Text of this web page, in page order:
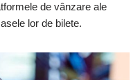
de vânzare ale
lor de bilete.